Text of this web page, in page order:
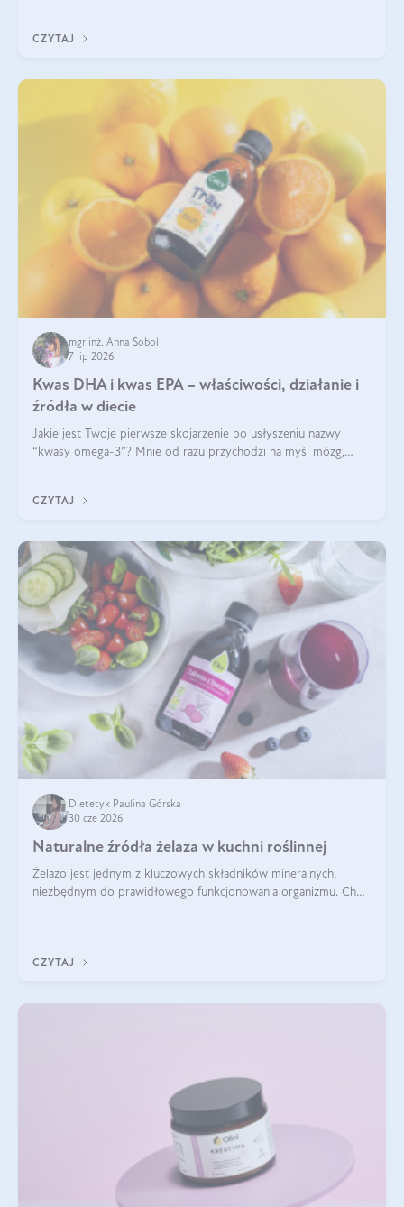
CZYTAJ
mgr inż. Anna Sobol
7 lip 2026
Kwas DHA i kwas EPA – właściwości, działanie i
źródła w diecie
Jakie jest Twoje pierwsze skojarzenie po usłyszeniu nazwy
“kwasy omega-3”? Mnie od razu przychodzi na myśl mózg,
EPA.
CZYTAJ
Dietetyk Paulina Górska
30 cze 2026
Naturalne źródła żelaza w kuchni roślinnej
Żelazo jest jednym z kluczowych składników mineralnych,
niezbędnym do prawidłowego funkcjonowania organizmu. Choć
CZYTAJ